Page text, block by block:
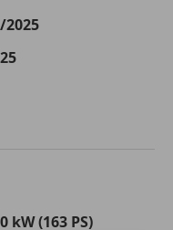
von Ihrer Bonität sowie
1-10
2025
kW (163 PS)